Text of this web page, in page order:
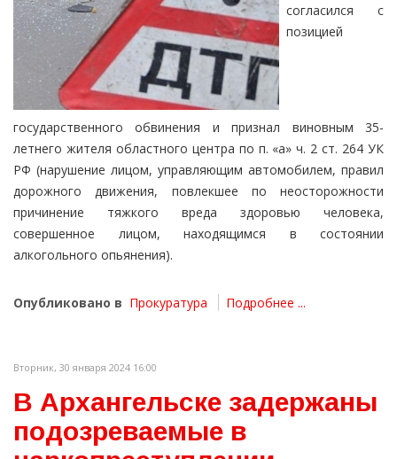
согласился с
позицией
государственного обвинения и признал виновным 35-
летнего жителя областного центра по п. «а» ч. 2 ст. 264 УК
РФ (нарушение лицом, управляющим автомобилем, правил
дорожного движения, повлекшее по неосторожности
причинение тяжкого вреда здоровью человека,
совершенное лицом, находящимся в состоянии
алкогольного опьянения).
Опубликовано в Прокуратура Подробнее ...
Вторник, 30 января 2024 16:00
В Архангельске задержаны
подозреваемые в